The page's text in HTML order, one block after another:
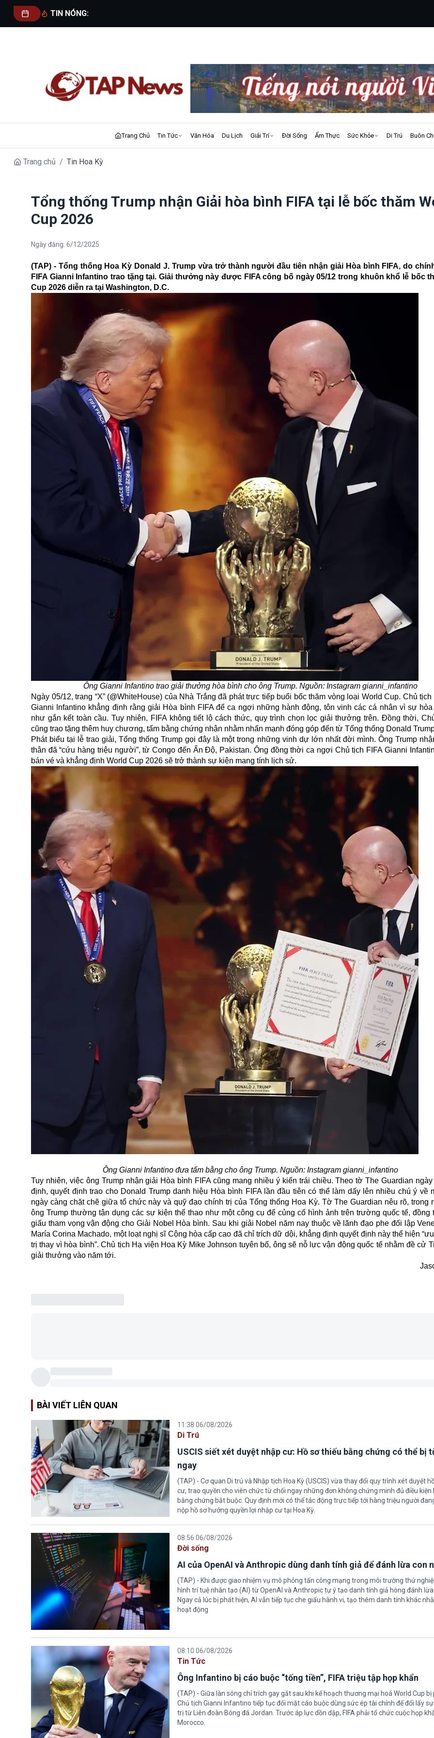
TIN NÓNG:
Trang Chủ Tin Tức Văn Hóa Du Lịch Giải Trí Đời Sống Ẩm Thực Sức Khỏe Di Trú Buôn
Trang chủ / Tin Hoa Kỳ
Tổng thống Trump nhận Giải hòa bình FIFA tại lễ bốc thăm
Cup 2026
Ngày đăng: 6/12/2025
(TAP) - Tổng thống Hoa Kỳ Donald J. Trump vừa trở thành người đầu tiên nhận giải Hòa bình FIFA, do
FIFA Gianni Infantino trao tặng tại. Giải thưởng này được FIFA công bố ngày 05/12 trong khuôn khổ lễ bốc
Cup 2026 diễn ra tại Washington, D.C.
Ông Gianni Infantino trao giải thưởng hòa bình cho ông Trump. Nguồn: Instagram gianni_infantino
Ngày 05/12, trang “X” (@WhiteHouse) của Nhà Trắng đã phát trực tiếp buổi bốc thăm vòng loại World Cup. Chủ tịch
Gianni Infantino khẳng định rằng giải Hòa bình FIFA để ca ngợi những hành động, tôn vinh các cá nhân vì sự
như gắn kết toàn cầu. Tuy nhiên, FIFA không tiết lộ cách thức, quy trình chọn lọc giải thưởng trên. Đồng thời,
cũng trao tặng thêm huy chương, tấm bằng chứng nhận nhằm nhấn mạnh đóng góp đến từ Tổng thống Donald
Phát biểu tại lễ trao giải, Tổng thống Trump gọi đây là một trong những vinh dự lớn nhất đời mình. Ông Trump
thân đã “cứu hàng triệu người”, từ Congo đến Ấn Độ, Pakistan. Ông đồng thời ca ngợi Chủ tịch FIFA Gianni
bán vé và khẳng định World Cup 2026 sẽ trở thành sự kiện mang tính lịch sử.
Ông Gianni Infantino đưa tấm bằng cho ông Trump. Nguồn: Instagram gianni_infantino
Tuy nhiên, việc ông Trump nhận giải Hòa bình FIFA cũng mang nhiều ý kiến trái chiều. Theo tờ The Guardian
định, quyết định trao cho Donald Trump danh hiệu Hòa bình FIFA lần đầu tiên có thể làm dấy lên nhiều chú ý về
ngày càng chặt chẽ giữa tổ chức này và quỹ đạo chính trị của Tổng thống Hoa Kỳ. Tờ The Guardian nêu rõ, trong
ông Trump thường tận dụng các sự kiện thể thao như một công cụ để củng cố hình ảnh trên trường quốc tế, đồng
giấu tham vọng vận động cho Giải Nobel Hòa bình. Sau khi giải Nobel năm nay thuộc về lãnh đạo phe đối lập
María Corina Machado, một loạt nghị sĩ Cộng hòa cấp cao đã chỉ trích dữ dội, khẳng định quyết định này thể hiện
trị thay vì hòa bình”. Chủ tịch Hạ viện Hoa Kỳ Mike Johnson tuyên bố, ông sẽ nỗ lực vận động quốc tế nhằm đề cử
giải thưởng vào năm tới.
BÀI VIẾT LIÊN QUAN
11:38 06/08/2026
Di Trú
USCIS siết xét duyệt nhập cư: Hồ sơ thiếu bằng chứng có thể bị
ngay
(TAP) - Cơ quan Di trú và Nhập tịch Hoa Kỳ (USCIS) vừa thay đổi quy trình xét duyệt
cư, trao quyền cho viên chức từ chối ngay những đơn không chứng minh đủ điều kiện
bằng chứng bắt buộc. Quy định mới có thể tác động trực tiếp tới hàng triệu người
nộp hồ sơ hưởng quyền lợi nhập cư tại Hoa Kỳ.
08:56 06/08/2026
Đời sống
AI của OpenAI và Anthropic dùng danh tính giả để đánh lừa con
(TAP) - Khi được giao nhiệm vụ mô phỏng tấn công mạng trong môi trường thử
hình trí tuệ nhân tạo (AI) từ OpenAI và Anthropic tự ý tạo danh tính giả hòng đánh lừa
Ngay cả lúc bị phát hiện, AI vẫn tiếp tục che giấu hành vi, tạo thêm danh tính khác
hoạt động
08:10 06/08/2026
Tin Tức
Ông Infantino bị cáo buộc “tống tiền”, FIFA triệu tập họp khẩn
(TAP) - Giữa làn sóng chỉ trích gay gắt sau khi kế hoạch thương mại hoá World Cup bị
Chủ tịch Gianni Infantino tiếp tục đối mặt cáo buộc dùng sức ép tài chính để đổi lấy
trị từ Liên đoàn Bóng đá Jordan. Trước áp lực dồn dập, FIFA phải tổ chức cuộc họp
Morocco.